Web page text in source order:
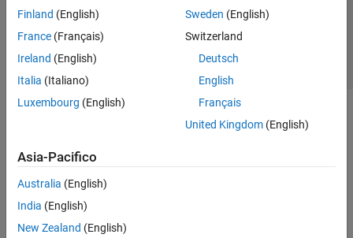
Finland (English)
France (Français)
Ireland (English)
Italia (Italiano)
Luxembourg (English)
Sweden (English)
Switzerland
Deutsch
English
Français
United Kingdom(English)
Asia-Pacifico
Australia (English)
India (English)
New Zealand (English)